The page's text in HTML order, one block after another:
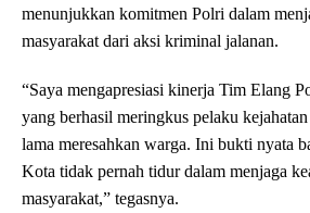
menunjukkan komitmen Polri dalam
masyarakat dari aksi kriminal jalanan.
“Saya mengapresiasi kinerja Tim Elang
yang berhasil meringkus pelaku
lama meresahkan warga. Ini bukti nyata
Kota tidak pernah tidur dalam menjaga
masyarakat,” tegasnya.